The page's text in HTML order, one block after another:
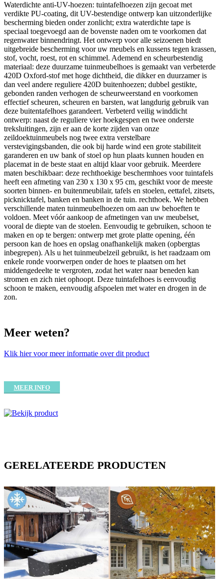
Waterdichte anti-UV-hoezen: tuintafelhoezen zijn gecoat met
verdikte PU-coating, dit UV-bestendige ontwerp kan uitzonderlijke
bescherming bieden onder zonlicht; extra waterdichte tape is
speciaal toegevoegd aan de bovenste naden om te voorkomen dat
regenwater binnendringt. Het ontwerp voor alle seizoenen biedt
uitgebreide bescherming voor uw meubels en kussens tegen krassen,
stof, vocht, roest, rot en schimmel. Ademend en scheurbestendig
materiaal: deze duurzame tuinmeubelhoes is gemaakt van verbeterde
420D Oxford-stof met hoge dichtheid, die dikker en duurzamer is
dan veel andere reguliere 420D buitenhoezen; dubbel gestikte,
gebonden randen verhogen de scheurweerstand en voorkomen
effectief scheuren, scheuren en barsten, wat langdurig gebruik van
deze buitentafelhoes garandeert. Verbeterd veilig winddicht
ontwerp: naast de reguliere vier hoekgespen en twee onderste
treksluitingen, zijn er aan de korte zijden van onze
zeildoektuinmeubels nog twee extra verstelbare
verstevigingsbanden, die ook bij harde wind een grote stabiliteit
garanderen en uw bank of stoel op hun plaats kunnen houden en
placemat in de beste staat en altijd klaar voor gebruik. Meerdere
maten beschikbaar: deze rechthoekige beschermhoes voor tuintafels
heeft een afmeting van 230 x 130 x 95 cm, geschikt voor de meeste
soorten binnen- en buitenmeubilair, tafels en stoelen, eettafel, zitsets,
picknicktafel, banken en banken in de tuin. rechthoek. We hebben
verschillende maten tuinmeubelhoezen om aan uw behoeften te
voldoen. Meet vóór aankoop de afmetingen van uw meubelset,
vooral de diepte van de stoelen. Eenvoudig te gebruiken, schoon te
maken en op te bergen: ontwerp met grote platte opening, één
persoon kan de hoes en opslag onafhankelijk maken (opbergtas
inbegrepen). Als u het tuinmeubelzeil gebruikt, is het raadzaam om
enkele ronde voorwerpen onder de hoes te plaatsen om het
middengedeelte te vergroten, zodat het water naar beneden kan
stromen en zich niet ophoopt. Deze tuintafelhoes is eenvoudig
schoon te maken, eenvoudig afspoelen met water en drogen in de
zon.
Meer weten?
Klik hier voor meer informatie over dit product
MEER INFO
GERELATEERDE PRODUCTEN